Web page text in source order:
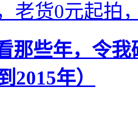
老货0元起拍
那些年，令
2015年）